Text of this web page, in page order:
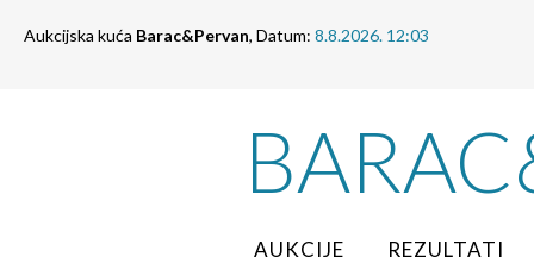
Aukcijska kuća Barac&Pervan, Datum: 8.8.2026. 12:03
AUKCIJE
REZULTATI